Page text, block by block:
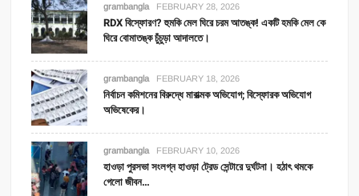
grambangla FEBRUARY 28, 2026
RDX বিস্ফোরণ? হুমকি মেল ঘিরে চরম আতঙ্ক! একটি হমকি মেল কে
ঘিরে বোমাতঙ্ক চুঁচুড়া আদালতে।
grambangla FEBRUARY 18, 2026
নির্বাচন কমিশনের বিরুদ্ধে মারাত্মক অভিযোগ; বিস্ফোরক অভিযোগ
অভিষেকের।
grambangla FEBRUARY 10, 2026
হাওড়া পুরসভা সংলগ্ন হাওড়া ট্রেড সেন্টারে দুর্ঘটনা। হঠাৎ থমকে
গেলো জীবন…